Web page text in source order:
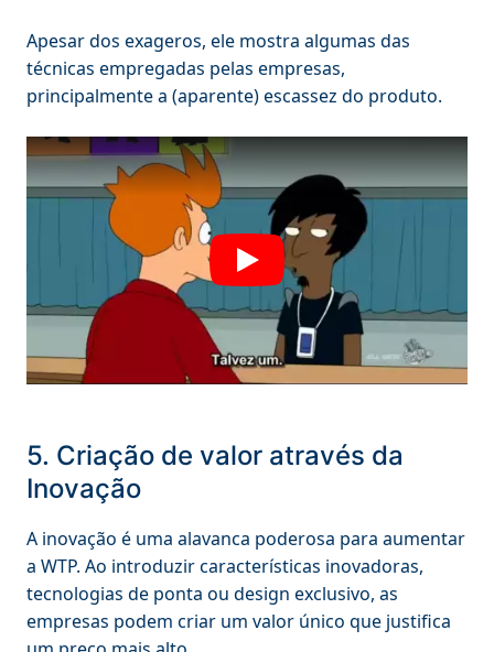
Apesar dos exageros, ele mostra algumas das
técnicas empregadas pelas empresas,
principalmente a (aparente) escassez do produto.
5. Criação de valor através da
Inovação
A inovação é uma alavanca poderosa para aumentar
a WTP. Ao introduzir características inovadoras,
tecnologias de ponta ou design exclusivo, as
empresas podem criar um valor único que justifica